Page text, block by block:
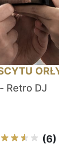
Retro DJ
(6)